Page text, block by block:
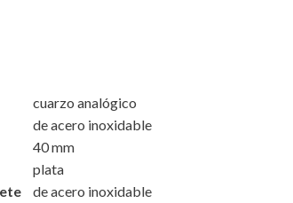
cuarzo analógico
de acero inoxidable
40 mm
plata
de acero inoxidable